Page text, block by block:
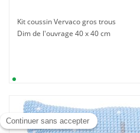
Kit coussin Vervaco gros trous
Dim de l'ouvrage 40 x 40 cm